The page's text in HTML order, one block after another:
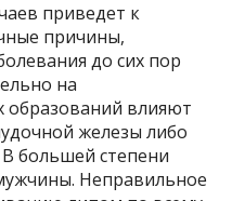
приведет к
причины,
до сих пор
на
влияют
железы либо
большей степени
Неправильное